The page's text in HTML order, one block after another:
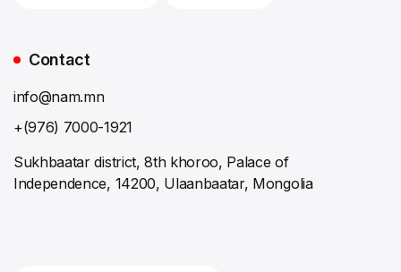
Contact
info@nam.mn
+(976) 7000-1921
Sukhbaatar district, 8th khoroo, Palace of
Independence, 14200, Ulaanbaatar, Mongolia